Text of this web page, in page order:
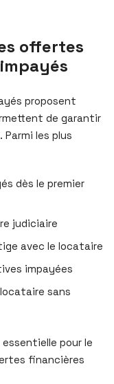
offertes
proposent
de garantir
les plus
dès le premier
judiciaire
avec le locataire
impayées
sans
pour le
financières